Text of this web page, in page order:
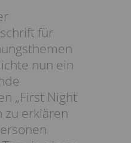
für
nun ein
„First Night
zu erklären